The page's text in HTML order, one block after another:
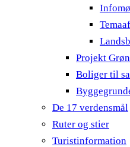
Projekt
Boliger til
De 17 verdensmål
Ruter og stier
Turistinformation